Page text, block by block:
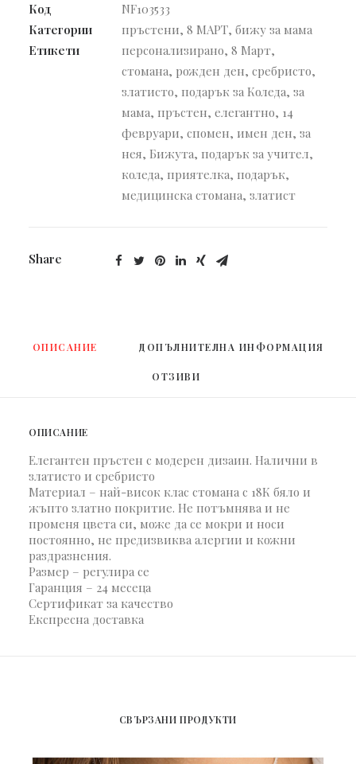
Код
NF103533
Категории
пръстени, 8 МАРТ, бижу за мама
Етикети
персонализирано, 8 Март,
стомана, рожден ден, сребристо,
златисто, подарък за Коледа, за
мама, пръстен, елегантно, 14
февруари, спомен, имен ден, за
нея, Бижута, подарък за учител,
коледа, приятелка, подарък,
медицинска стомана, златист
Share
ОПИСАНИЕ ДОПЪЛНИТЕЛНА ИНФОРМАЦИЯ
ОТЗИВИ
ОПИСАНИЕ
Елегантен пръстен с модерен дизаин. Налични в
златисто и сребристо
Материал – най-висок клас стомана с 18К бяло и
жъпто златно покритие. Не потъмнява и не
променя цвета си, може да се мокри и носи
постоянно, не предизвиква алергии и кожни
раздразнения.
Размер – регулира се
Гаранция – 24 месеца
Сертификат за качество
Експресна доставка
СВЪРЗАНИ ПРОДУКТИ